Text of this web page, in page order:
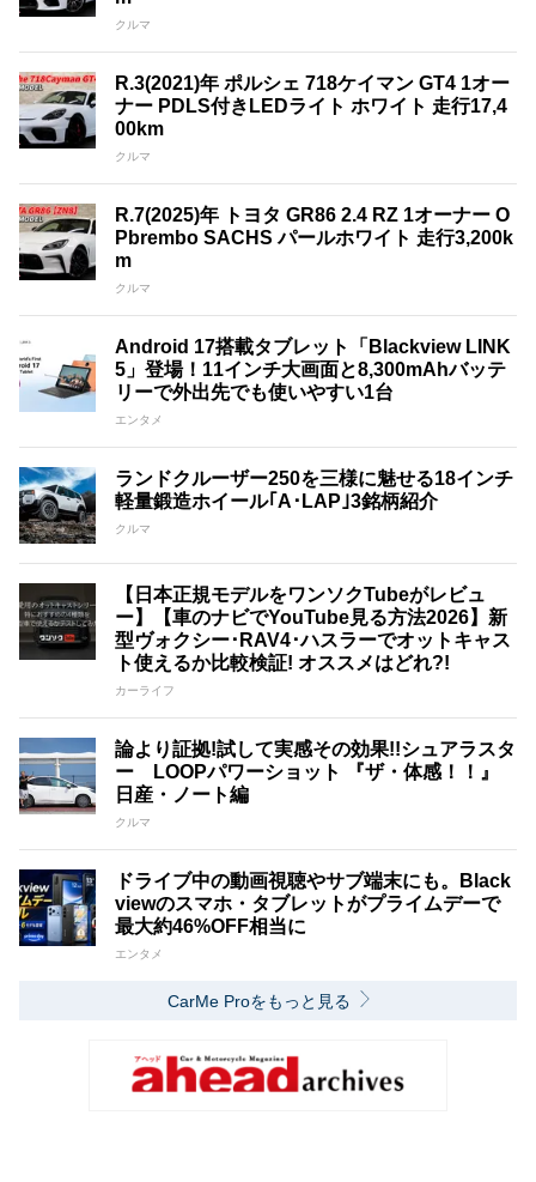
クルマ
R.3(2021)年 ポルシェ 718ケイマン GT4 1オー
ナー PDLS付きLEDライト ホワイト 走行17,4
00km
クルマ
R.7(2025)年 トヨタ GR86 2.4 RZ 1オーナー O
Pbrembo SACHS パールホワイト 走行3,200k
m
クルマ
Android 17搭載タブレット「Blackview LINK
5」登場！11インチ大画面と8,300mAhバッテ
リーで外出先でも使いやすい1台
エンタメ
ランドクルーザー250を三様に魅せる18インチ
軽量鍛造ホイール｢A･LAP｣3銘柄紹介
クルマ
【日本正規モデルをワンソクTubeがレビュ
ー】【車のナビでYouTube見る方法2026】新
型ヴォクシー･RAV4･ハスラーでオットキャス
ト使えるか比較検証! オススメはどれ?!
カーライフ
論より証拠!試して実感その効果!!シュアラスタ
ー LOOPパワーショット 『ザ・体感！！』
日産・ノート編
クルマ
ドライブ中の動画視聴やサブ端末にも。Black
viewのスマホ・タブレットがプライムデーで
最大約46%OFF相当に
エンタメ
CarMe Proをもっと見る